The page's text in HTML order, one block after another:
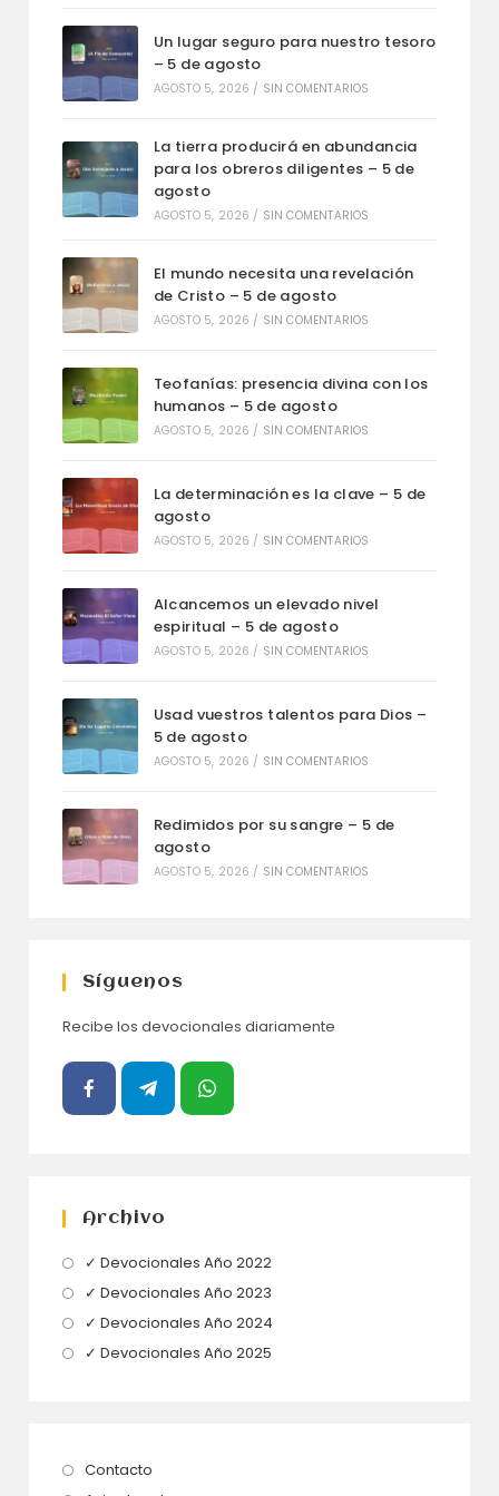
Un lugar seguro para nuestro tesoro
– 5 de agosto
AGOSTO 5, 2026 / SIN COMENTARIOS
La tierra producirá en abundancia
para los obreros diligentes – 5 de
agosto
AGOSTO 5, 2026 / SIN COMENTARIOS
El mundo necesita una revelación
de Cristo – 5 de agosto
AGOSTO 5, 2026 / SIN COMENTARIOS
Teofanías: presencia divina con los
humanos – 5 de agosto
AGOSTO 5, 2026 / SIN COMENTARIOS
La determinación es la clave – 5 de
agosto
AGOSTO 5, 2026 / SIN COMENTARIOS
Alcancemos un elevado nivel
espiritual – 5 de agosto
AGOSTO 5, 2026 / SIN COMENTARIOS
Usad vuestros talentos para Dios –
5 de agosto
AGOSTO 5, 2026 / SIN COMENTARIOS
Redimidos por su sangre – 5 de
agosto
AGOSTO 5, 2026 / SIN COMENTARIOS
Síguenos
Recibe los devocionales diariamente
Archivo
✓ Devocionales Año 2022Se
✓ Devocionales Año 2023
abre
✓ Devocionales Año 2024
✓ Devocionales Año 2025
Contacto